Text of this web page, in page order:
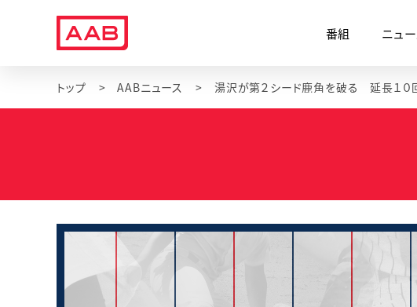
番組 ニュ
トップ AABニュース